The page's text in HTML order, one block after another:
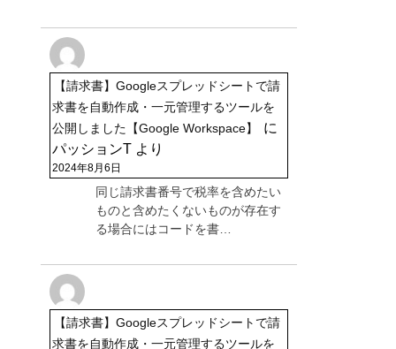
【請求書】Googleスプレッドシートで請
求書を自動作成・一元管理するツールを
公開しました【Google Workspace】
に
パッションT より
2024年8月6日
同じ請求書番号で税率を含めたい
ものと含めたくないものが存在す
る場合にはコードを書…
【請求書】Googleスプレッドシートで請
求書を自動作成・一元管理するツールを